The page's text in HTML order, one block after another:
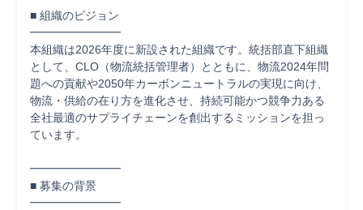
■ 組織のビジョン
━━━━━━━━
本組織は2026年度に新設された組織です。統括部直下組織
として、CLO（物流統括管理者）とともに、物流2024年問
題への貢献や2050年カーボンニュートラルの実現に向け、
物流・供給の在り方を進化させ、持続可能かつ競争力ある
全社最適のサプライチェーンを創出するミッションを担っ
ています。
━━━━━━━━
■ 募集の背景
━━━━━━━━